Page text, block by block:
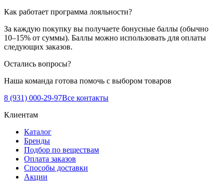
Как работает программа лояльности?
За каждую покупку вы получаете бонусные баллы (обычно
10–15% от суммы). Баллы можно использовать для оплаты
следующих заказов.
Остались вопросы?
Наша команда готова помочь с выбором товаров
8 (931) 000-29-97Все контакты
Клиентам
Каталог
Бренды
Подбор по веществам
Оплата заказов
Способы доставки
Акции